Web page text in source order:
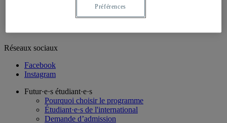
Réseaux sociaux
Facebook
Instagram
Futur·e·s étudiant·e·s
Pourquoi choisir le programme
Étudiant·e·s de l'international
Demande d’admission
Préférences